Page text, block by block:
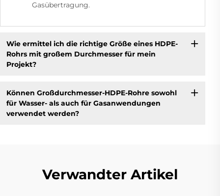
Gasübertragung.
Wie ermittel ich die richtige Größe eines HDPE-
Rohrs mit großem Durchmesser für mein
Projekt?
Können Großdurchmesser-HDPE-Rohre sowohl
für Wasser- als auch für Gasanwendungen
verwendet werden?
Verwandter Artikel